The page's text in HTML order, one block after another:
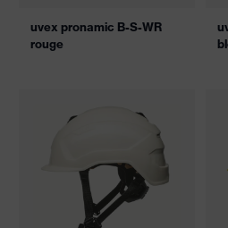
uvex pronamic B-S-WR
rouge